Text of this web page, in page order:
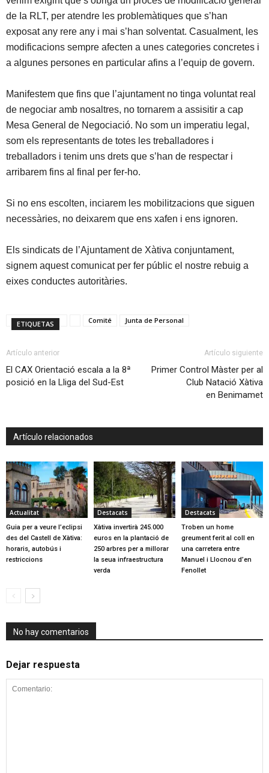
de Ia RLT, per atendre les problemàtiques que s’han
exposat any rere any i mai s’han solventat. Casualment, les
modificacions sempre afecten a unes categories concretes i
a algunes persones en particular afins a l’equip de govern.
Manifestem que fins que l’ajuntament no tinga voluntat real
de negociar amb nosaltres, no tornarem a assisitir a cap
Mesa General de Negociació. No som un imperatiu legal,
som els representants de totes les treballadores i
treballadors i tenim uns drets que s’han de respectar i
arribarem fins al final per fer-ho.
Si no ens escolten, inciarem les mobilitzacions que siguen
necessàries, no deixarem que ens xafen i ens ignoren.
Els sindicats de l’Ajuntament de Xàtiva conjuntament,
signem aquest comunicat per fer públic el nostre rebuig a
eixes conductes autoritàries.
ETIQUETAS Comité Junta de Personal
Artículo anterior
El CAX Orientació escala a la 8ª
posició en la Lliga del Sud-Est
Artículo siguiente
Primer Control Màster per al
Club Natació Xàtiva
en Benimamet
Artículo relacionados
Actualitat
Guia per a veure l’eclipsi
des del Castell de Xàtiva:
horaris, autobús i
restriccions
Destacats
Xàtiva invertirà 245.000
euros en la plantació de
250 arbres per a millorar
la seua infraestructura
verda
Destacats
Troben un home
greument ferit al coll en
una carretera entre
Manuel i Llocnou d’en
Fenollet
No hay comentarios
Dejar respuesta